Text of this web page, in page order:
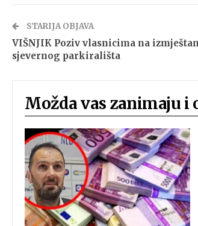
STARIJA OBJAVA
VIŠNJIK Poziv vlasnicima na
sjevernog parkirališta
Možda vas zanimaju i